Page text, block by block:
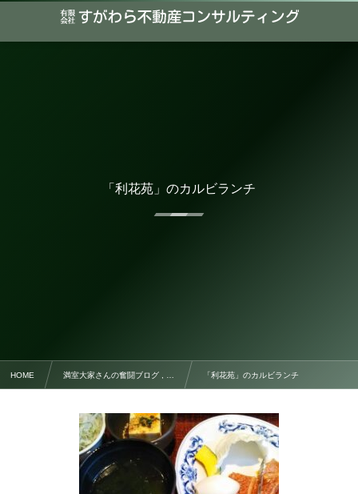
「利花苑」のカルビランチ
HOME 満室大家さんの奮闘ブログ , … 「利花苑」のカルビランチ